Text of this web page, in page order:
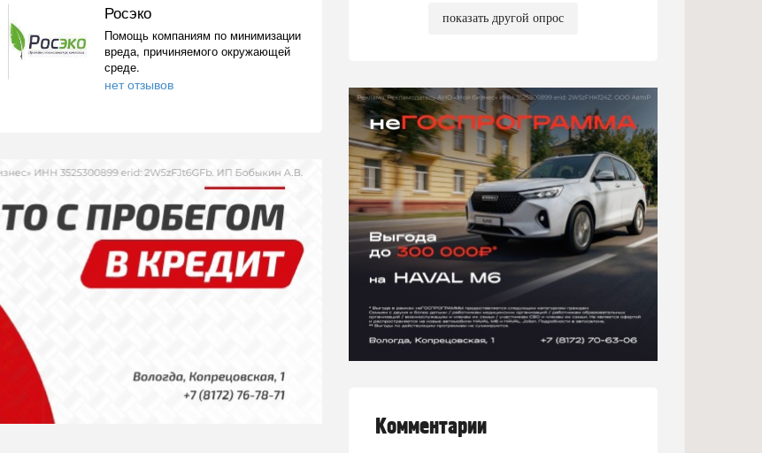
Росэко
Помощь компаниям по минимизации
вреда, причиняемого окружающей
среде.
нет отзывов
показать другой опрос
Комментарии